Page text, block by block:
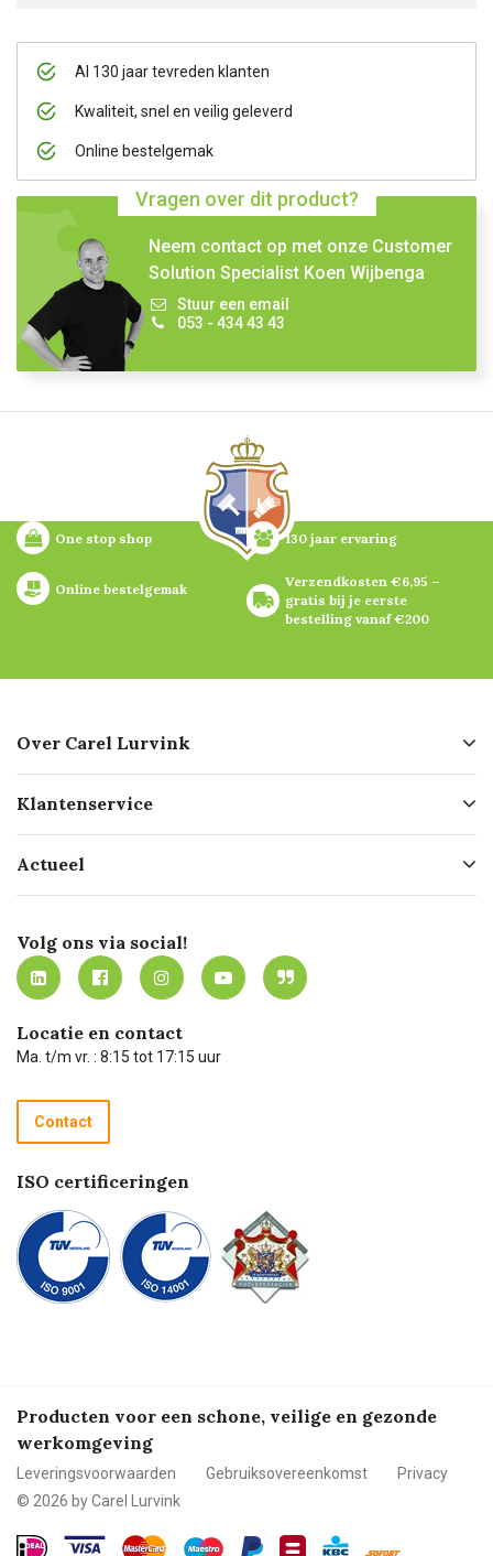
Al 130 jaar tevreden klanten
Kwaliteit, snel en veilig geleverd
Online bestelgemak
Vragen over dit product?
Neem contact op met onze Customer
Solution Specialist Koen Wijbenga
Stuur een email
053 - 434 43 43
One stop shop 130 jaar ervaring
Online bestelgemak
Verzendkosten €6,95 –
gratis bij je eerste
bestelling vanaf €200
Over Carel Lurvink
Geschiedenis
Missie
Werken bij Carel Lurvink
MVO
Klantenservice
Bezorgen
Mijn Carel Lurvink
Mijn Carel Lurvink instructievideo's
Carel Lurvink App
Hulp op afstand
Technische dienst
Recycle programma
Betalen
Actueel
Innovation LAB
Tevreden klanten
Carel Lurvink Blog
Carel de podcast
Volg ons via social!
Locatie en contact
Ma. t/m vr. : 8:15 tot 17:15 uur
Contact
ISO certificeringen
Producten voor een schone, veilige en gezonde
werkomgeving
Leveringsvoorwaarden Gebruiksovereenkomst
Privacy
© 2026 by Carel Lurvink